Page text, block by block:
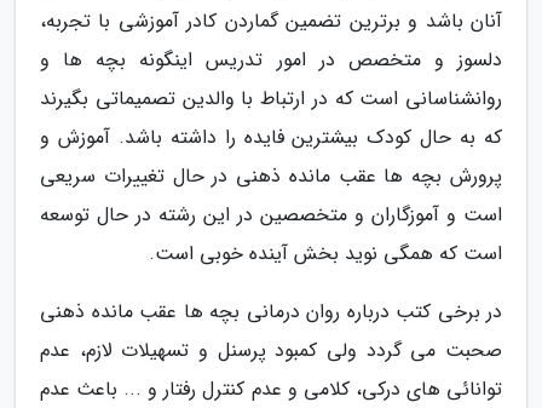
آنان باشد و برترین تضمین گماردن کادر آموزشی با تجربه،
دلسوز و متخصص در امور تدریس اینگونه بچه ها و
روانشناسانی است که در ارتباط با والدین تصمیماتی بگیرند
که به حال کودک بیشترین فایده را داشته باشد. آموزش و
پرورش بچه ها عقب مانده ذهنی در حال تغییرات سریعی
است و آموزگاران و متخصصین در این رشته در حال توسعه
است که همگی نوید بخش آینده خوبی است.
در برخی کتب درباره روان درمانی بچه ها عقب مانده ذهنی
صحبت می گردد ولی کمبود پرسنل و تسهیلات لازم، عدم
توانائی های درکی، کلامی و عدم کنترل رفتار و ... باعث عدم